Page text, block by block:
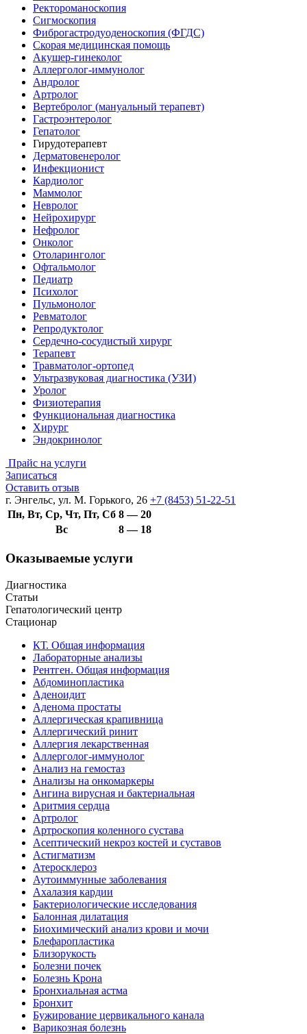
Ректороманоскопия
Сигмоскопия
Фиброгастродуоденоскопия (ФГДС)
Скорая медицинская помощь
Акушер-гинеколог
Аллерголог-иммунолог
Андролог
Артролог
Вертебролог (мануальный терапевт)
Гастроэнтеролог
Гепатолог
Гирудотерапевт
Дерматовенеролог
Инфекционист
Кардиолог
Маммолог
Невролог
Нейрохирург
Нефролог
Онколог
Отоларинголог
Офтальмолог
Педиатр
Психолог
Пульмонолог
Ревматолог
Репродуктолог
Сердечно-сосудистый хирург
Терапевт
Травматолог-ортопед
Ультразвуковая диагностика (УЗИ)
Уролог
Физиотерапия
Функциональная диагностика
Хирург
Эндокринолог
Прайс на услуги
Записаться
Оставить отзыв
г. Энгельс, ул. М. Горького, 26 +7 (8453) 51-22-51
Пн, Вт, Ср, Чт, Пт, Сб 8 — 20
Вс
8 — 18
Оказываемые услуги
Диагностика
Статьи
Гепатологический центр
Стационар
КТ. Общая информация
Лабораторные анализы
Рентген. Общая информация
Абдоминопластика
Аденоидит
Аденома простаты
Аллергическая крапивница
Аллергический ринит
Аллергия лекарственная
Аллерголог-иммунолог
Анализ на гемостаз
Анализы на онкомаркеры
Ангина вирусная и бактериальная
Аритмия сердца
Артролог
Артроскопия коленного сустава
Асептический некроз костей и суставов
Астигматизм
Атеросклероз
Аутоиммунные заболевания
Ахалазия кардии
Бактериологические исследования
Балонная дилатация
Биохимический анализ крови и мочи
Блефаропластика
Близорукость
Болезни почек
Болезнь Крона
Бронхиальная астма
Бронхит
Бужирование цервикального канала
Варикозная болезнь